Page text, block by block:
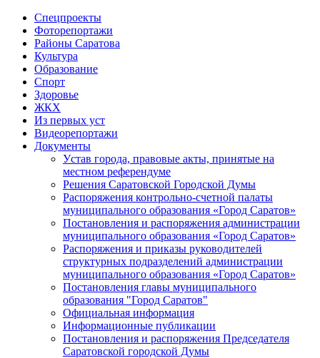
Спецпроекты
Фоторепортажи
Районы Саратова
Культура
Образование
Спорт
Здоровье
ЖКХ
Из пеpвых уст
Видеорепортажи
Документы
Уcтав города, правовые акты, принятые на
местном референдуме
Решения Саратовской Городской Думы
Распоряжения контрольно-счетной палаты
муниципального образования «Город Саратов»
Постановления и распоряжения администрации
муниципального образования «Город Саратов»
Распоряжения и приказы руководителей
структурных подразделений администрации
муниципального образования «Город Саратов»
Постановления главы муниципального
образования "Город Саратов"
Официальная информация
Информационные публикации
Постановления и распоряжения Председателя
Саратовской городской Думы